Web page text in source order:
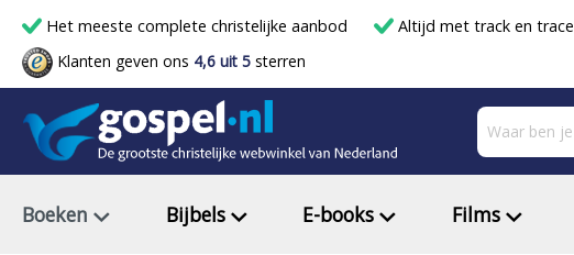
Het meeste complete christelijke aanbod Altijd met track en trace
Klanten geven ons 4,6 uit 5 sterren
Boeken Bijbels E-books Films